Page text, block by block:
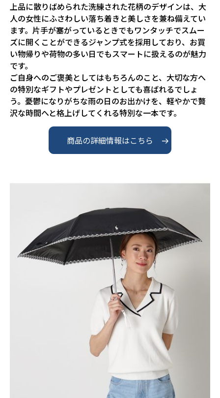
上品に散りばめられた洗練された花柄のデザインは、大
人の女性にふさわしい落ち着きと美しさを兼ね備えてい
ます。片手が塞がっているときでもワンタッチでスムー
ズに開くことができるジャンプ式を採用しており、お買
い物帰りや荷物の多い日でもスマートに扱えるのが魅力
です。
ご自身へのご褒美としてはもちろんのこと、大切な方へ
の特別なギフトやプレゼントとしても喜ばれるでしょ
う。憂鬱になりがちな雨の日のお出かけを、軽やかで贅
沢な時間へと格上げしてくれる特別な一本です。
商品の詳細情報はこちら